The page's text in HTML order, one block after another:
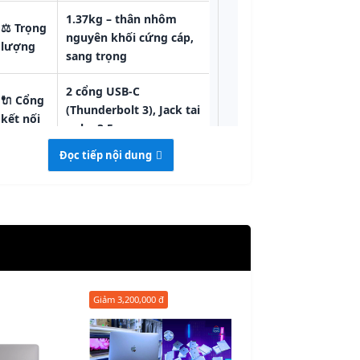
⚖️ Trọng
lượng
1.37kg – thân nhôm
nguyên khối cứng cáp,
sang trọng
🔌 Cổng
kết nối
2 cổng USB-C
(Thunderbolt 3), Jack tai
nghe 3.5mm
điều
Sonoma (cài sẵn & tối
ưu theo nhu cầu)
nhiệt
Quạt kép, chạy êm,
mát, ít bụi bẩn
Đọc tiếp nội dung
Giảm 3,200,000 đ